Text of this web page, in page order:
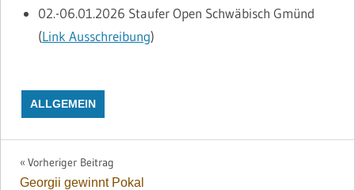
02.-06.01.2026 Staufer Open Schwäbisch Gmünd
(Link Ausschreibung)
ALLGEMEIN
Beitragsnavigation
Vorheriger Beitrag
Georgii gewinnt Pokal